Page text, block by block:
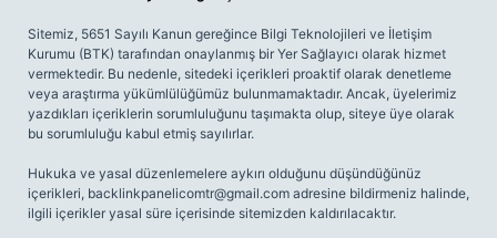
Sitemiz, 5651 Sayılı Kanun gereğince Bilgi Teknolojileri ve İletişim
Kurumu (BTK) tarafından onaylanmış bir Yer Sağlayıcı olarak hizmet
vermektedir. Bu nedenle, sitedeki içerikleri proaktif olarak denetleme
veya araştırma yükümlülüğümüz bulunmamaktadır. Ancak, üyelerimiz
yazdıkları içeriklerin sorumluluğunu taşımakta olup, siteye üye olarak
bu sorumluluğu kabul etmiş sayılırlar.
Hukuka ve yasal düzenlemelere aykırı olduğunu düşündüğünüz
içerikleri, backlinkpanelicomtr@gmail.com adresine bildirmeniz halinde,
ilgili içerikler yasal süre içerisinde sitemizden kaldırılacaktır.